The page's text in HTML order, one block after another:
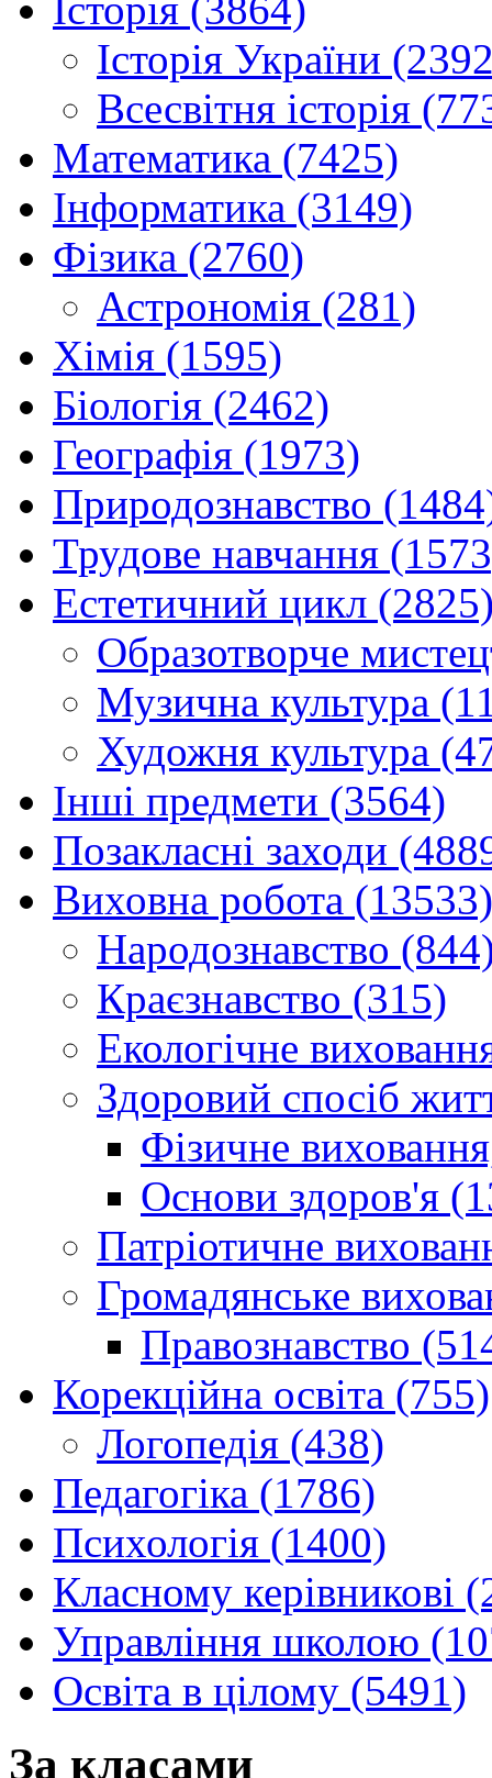
Історія (3864)
Історія України
Всесвітня історія
Математика (7425)
Інформатика (3149)
Фізика (2760)
Астрономія (281)
Хімія (1595)
Біологія (2462)
Географія (1973)
Природознавство
Трудове навчання
Естетичний цикл
Образотворче
Музична культура
Художня культура
Інші предмети (3564)
Позакласні заходи
Виховна робота (13533)
Народознавство
Краєзнавство (315)
Екологічне
Здоровий спосіб
Фізичне
Основи здоров'я
Патріотичне
Громадянське
Правознавство
Корекційна освіта (755)
Логопедія (438)
Педагогіка (1786)
Психологія (1400)
Класному керівникові
Управління школою
Освіта в цілому (5491)
За класами